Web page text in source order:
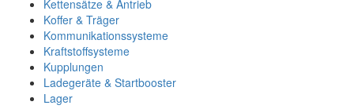
Kettensätze & Antrieb
Koffer & Träger
Kommunikationssysteme
Kraftstoffsysteme
Kupplungen
Ladegeräte & Startbooster
Lager